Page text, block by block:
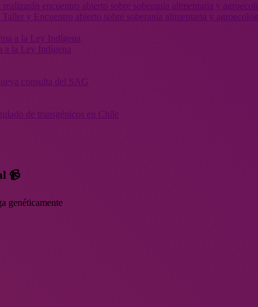
y Encuentro abierto sobre soberanía alimentaria y
a la Ley Indígena
consulta del SAG
de transgénicos en Chile
📹
genéticamente